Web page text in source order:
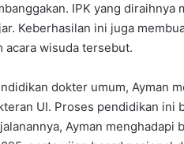
IPK yang diraihnya
Keberhasilan ini juga
acara wisuda tersebut.
dokter umum, Ayman
UI. Proses pendidikan ini
Ayman